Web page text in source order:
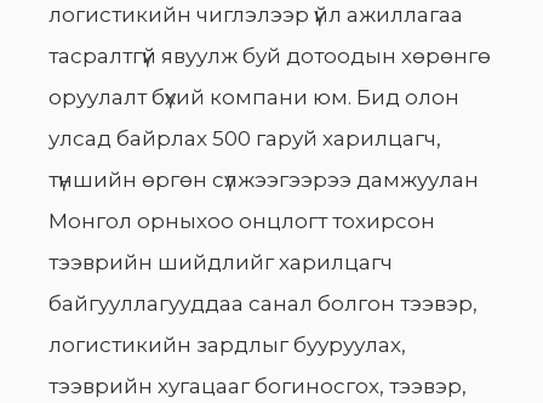
логистикийн чиглэлээр үйл ажиллагаа
тасралтгүй явуулж буй дотоодын хөрөнгө
оруулалт бүхий компани юм. Бид олон
улсад байрлах 500 гаруй харилцагч,
түншийн өргөн сүлжээгээрээ дамжуулан
Монгол орныхоо онцлогт тохирсон
тээврийн шийдлийг харилцагч
байгууллагууддаа санал болгон тээвэр,
логистикийн зардлыг бууруулах,
тээврийн хугацааг богиносгох, тээвэр,